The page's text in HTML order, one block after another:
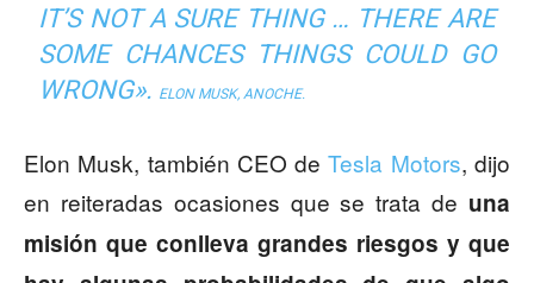
IT’S NOT A SURE THING … THERE ARE
SOME CHANCES THINGS COULD GO
WRONG». ELON MUSK, ANOCHE.
Elon Musk, también CEO deTesla Motors, dijo
en reiteradas ocasiones que se trata de una
misión que conlleva grandes riesgos y que